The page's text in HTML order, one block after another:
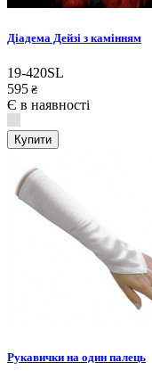
Діадема Дейзі з камінням
19-420SL
595 ₴
Є в наявності
Купити
Рукавички на один палець